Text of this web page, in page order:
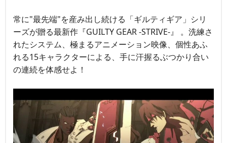
常に"最先端"を産み出し続ける「ギルティギア」シリ
ーズが贈る最新作『GUILTY GEAR -STRIVE-』 。洗練さ
れたシステム、極まるアニメーション映像、個性あふ
れる15キャラクターによる、手に汗握るぶつかり合い
の連続を体感せよ！